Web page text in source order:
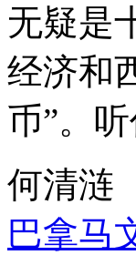
无疑是
经济和
币”。
何清涟
巴拿马